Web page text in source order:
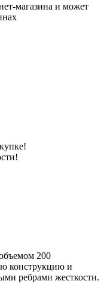
магазина и может
200
конструкцию и
ребрами жесткости.